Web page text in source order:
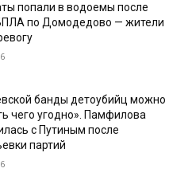
попали в водоемы после
по Домодедово — жители
банды детоубийц можно
чего угодно». Памфилова
с Путиным после
партий